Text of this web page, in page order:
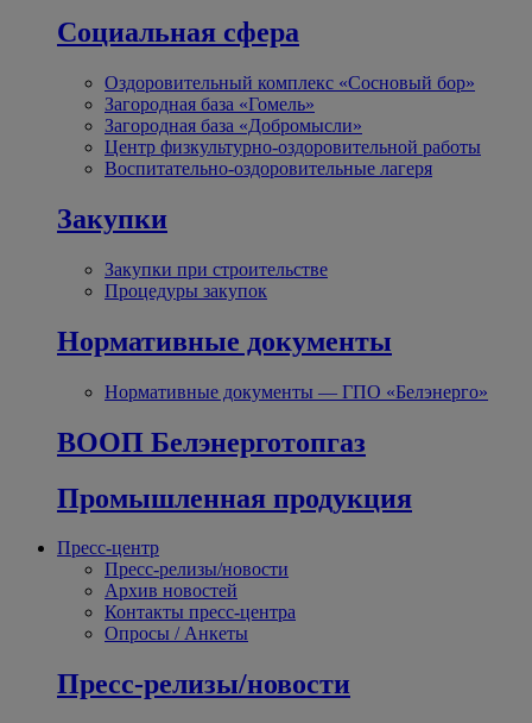
Социальная сфера
Оздоровительный комплекс «Сосновый бор»
Загородная база «Гомель»
Загородная база «Добромысли»
Центр физкультурно-оздоровительной работы
Воспитательно-оздоровительные лагеря
Закупки
Закупки при строительстве
Процедуры закупок
Нормативные документы
Нормативные документы — ГПО «Белэнерго»
ВООП Белэнерготопгаз
Промышленная продукция
Пресс-центр
Пресс-релизы/новости
Архив новостей
Контакты пресс-центра
Опросы / Анкеты
Пресс-релизы/новости